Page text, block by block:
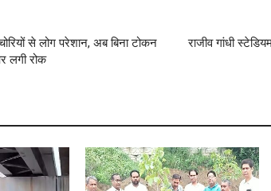
से लोग परेशान, अब बिना टोकन
लगी रोक
राजीव गांधी